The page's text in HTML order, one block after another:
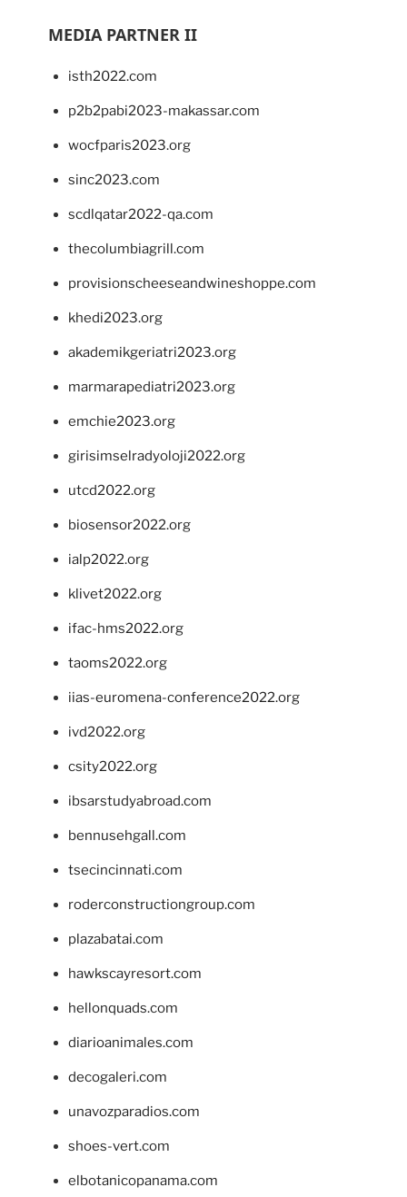
MEDIA PARTNER II
isth2022.com
p2b2pabi2023-makassar.com
wocfparis2023.org
sinc2023.com
scdlqatar2022-qa.com
thecolumbiagrill.com
provisionscheeseandwineshoppe.com
khedi2023.org
akademikgeriatri2023.org
marmarapediatri2023.org
emchie2023.org
girisimselradyoloji2022.org
utcd2022.org
biosensor2022.org
ialp2022.org
klivet2022.org
ifac-hms2022.org
taoms2022.org
iias-euromena-conference2022.org
ivd2022.org
csity2022.org
ibsarstudyabroad.com
bennusehgall.com
tsecincinnati.com
roderconstructiongroup.com
plazabatai.com
hawkscayresort.com
hellonquads.com
diarioanimales.com
decogaleri.com
unavozparadios.com
shoes-vert.com
elbotanicopanama.com